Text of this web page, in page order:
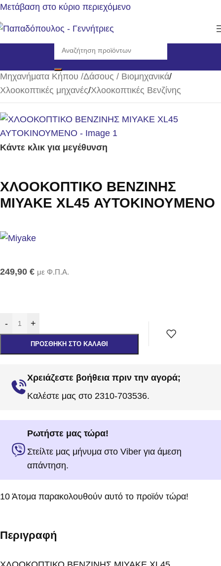
Μετάβαση στο κύριο περιεχόμενο
Αρχική σελίδα/
Μηχανήματα Κήπου /Δάσους / Βιομηχανικά/
Χλοοκοπτικές μηχανές/Χλοοκοπτικές Βενζίνης
Κάντε κλικ για μεγέθυνση
ΧΛΟΟΚΟΠΤΙΚΟ ΒΕΝΖΙΝΗΣ
MIYAKE XL45 ΑΥΤΟΚΙΝΟΥΜΕΝΟ
249,90 € με Φ.Π.Α.
- +
ΠΡΟΣΘΉΚΗ ΣΤΟ ΚΑΛΆΘΙ
Χρειάζεστε βοήθεια πριν την αγορά;
Καλέστε μας στο 2310-703536.
Ρωτήστε μας τώρα!
Στείλτε μας μήνυμα στο Viber για άμεση
απάντηση.
10 Άτομα παρακολουθούν αυτό το προϊόν τώρα!
Περιγραφή